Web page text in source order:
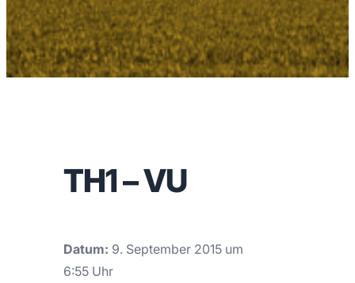
TH1 – VU
Datum: 9. September 2015 um
6:55 Uhr